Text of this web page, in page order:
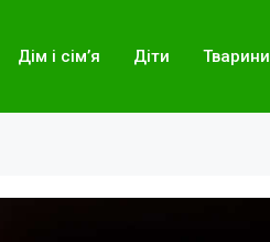
Дім і сім’я Діти Тварини